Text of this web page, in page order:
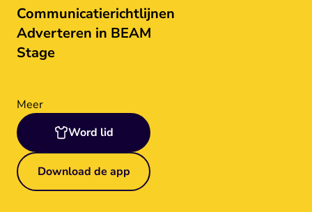
Communicatierichtlijnen
Adverteren in BEAM
Stage
Meer
Word lid
Download de app